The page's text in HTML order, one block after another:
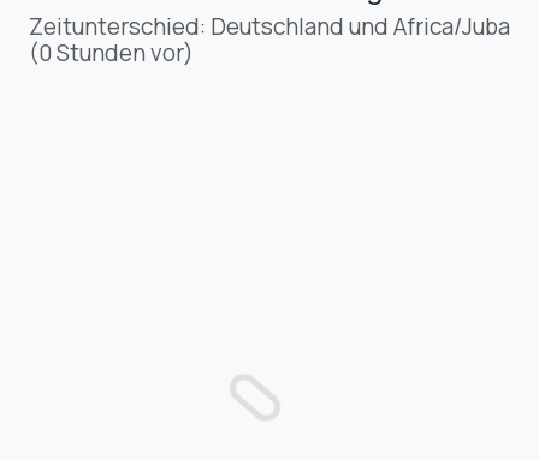
Zeitunterschied: Deutschland und Africa/Juba
(0 Stunden vor)